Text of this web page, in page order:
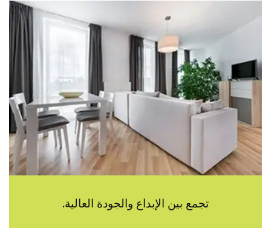
تجمع بين الإبداع والجودة العالية.